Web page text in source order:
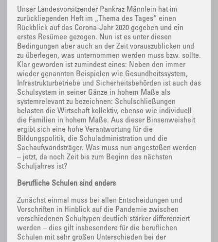
Unser Landesvorsitzender Pankraz Männlein hat im
zurückliegenden Heft im „Thema des Tages“ einen
Rückblick auf das Corona-Jahr 2020 gegeben und ein
erstes Resümee gezogen. Nun ist es unter diesen
Bedingungen aber auch an der Zeit vorauszublicken und
zu überlegen, was unternommen werden muss bzw. sollte.
Klar geworden ist zumindest eines: Neben den immer
wieder genannten Beispielen wie Gesundheitssystem,
Infrastrukturbetriebe und Sicherheitsbehörden ist auch das
Schulsystem in seiner Gänze in hohem Maße als
systemrelevant zu bezeichnen: Schulschließungen
belasten die Wirtschaft kollektiv, ebenso wie individuell
die Familien in hohem Maße. Aus dieser Binsenweisheit
ergibt sich eine hohe Verantwortung für die
Bildungspolitik, die Schuladministration und die
Sachaufwandsträger. Was muss nun angestoßen werden
– jetzt, da noch Zeit bis zum Beginn des nächsten
Schuljahres ist?
Berufliche Schulen sind anders
Zunächst einmal muss bei allen Entscheidungen und
Vorschriften in Hinblick auf die Pandemie zwischen
verschiedenen Schultypen deutlich stärker differenziert
werden – dies gilt insbesondere für die beruflichen
Schulen mit sehr großen Unterschieden bei der